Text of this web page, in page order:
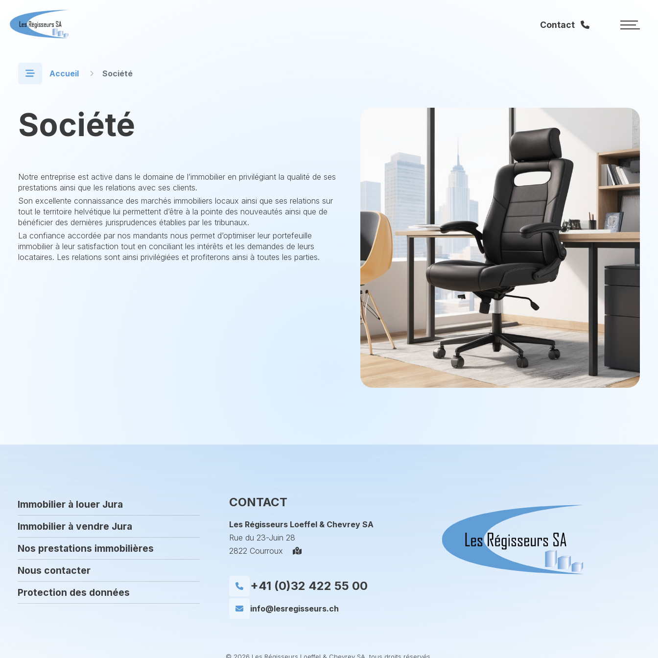
Contact
Accueil Société
Société
Notre entreprise est active dans le domaine de l’immobilier en privilégiant la qualité de ses
prestations ainsi que les relations avec ses clients.
Son excellente connaissance des marchés immobiliers locaux ainsi que ses relations sur
tout le territoire helvétique lui permettent d’être à la pointe des nouveautés ainsi que de
bénéficier des dernières jurisprudences établies par les tribunaux.
La confiance accordée par nos mandants nous permet d’optimiser leur portefeuille
immobilier à leur satisfaction tout en conciliant les intérêts et les demandes de leurs
locataires. Les relations sont ainsi privilégiées et profiterons ainsi à toutes les parties.
Immobilier à louer Jura
Immobilier à vendre Jura
Nos prestations immobilières
Nous contacter
Protection des données
CONTACT
Les Régisseurs Loeffel & Chevrey SA
Rue du 23-Juin 28
2822 Courroux
+41 (0)32 422 55 00
info@lesregisseurs.ch
© 2026 Les Régisseurs Loeffel & Chevrey SA, tous droits réservés.